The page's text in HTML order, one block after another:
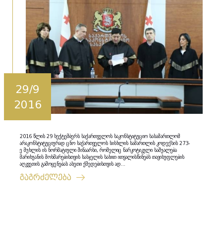
29/9
2016
2016 წლის 29 სექტემბერს საქართველოს საკონსტიტუციო სასამართლომ
არაკონსტიტუციურად ცნო საქართველოს სისხლის სამართლის კოდექსის 273-
ე მუხლის ის ნორმატიული შინაარსი, რომელიც ნარკოტიკული საშუალება
მარიხუანის მოხმარებისთვის სასჯელის სახით ითვალისწინებს თავისუფლების
აღკვეთის გამოყენებას ასეთი ქმედებისთვის ად...
გაგრძელება